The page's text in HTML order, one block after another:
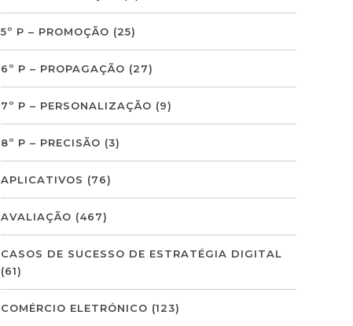
5º P – PROMOÇÃO (25)
6º P – PROPAGAÇÃO (27)
7º P – PERSONALIZAÇÃO (9)
8º P – PRECISÃO (3)
APLICATIVOS (76)
AVALIAÇÃO (467)
CASOS DE SUCESSO DE ESTRATÉGIA DIGITAL
(61)
COMÉRCIO ELETRÓNICO (123)